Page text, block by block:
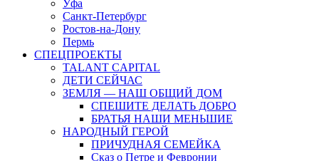
Уфа
Санкт-Петербург
Ростов-на-Дону
Пермь
СПЕЦПРОЕКТЫ
TALANT CAPITAL
ДЕТИ СЕЙЧАС
ЗЕМЛЯ — НАШ ОБЩИЙ ДОМ
СПЕШИТЕ ДЕЛАТЬ ДОБРО
БРАТЬЯ НАШИ МЕНЬШИЕ
НАРОДНЫЙ ГЕРОЙ
ПРИЧУДНАЯ СЕМЕЙКА
Сказ о Петре и Февронии